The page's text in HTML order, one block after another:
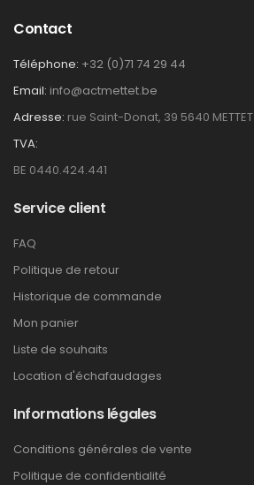
Contact
Téléphone: +32 (0)71 74 29 44
Email: info@actmettet.be
Adresse: rue Saint-Donat, 39 5640 METTET
TVA:
BE 0440.424.441
Service client
FAQ
Politique de retour
Historique de commande
Mon panier
Liste de souhaits
Location d'échafaudages
Informations légales
Conditions générales de vente
Politique de confidentialité